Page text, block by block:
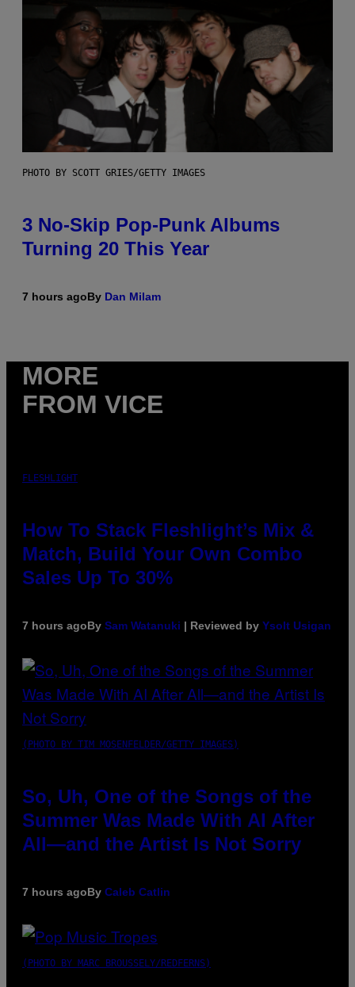
PHOTO BY SCOTT GRIES/GETTY IMAGES
3 No-Skip Pop-Punk Albums
Turning 20 This Year
7 hours agoBy Dan Milam
MORE
FROM VICE
FLESHLIGHT
How To Stack Fleshlight’s Mix &
Match, Build Your Own Combo
Sales Up To 30%
7 hours agoBy Sam Watanuki | Reviewed by Ysolt Usigan
(PHOTO BY TIM MOSENFELDER/GETTY IMAGES)
So, Uh, One of the Songs of the
Summer Was Made With AI After
All—and the Artist Is Not Sorry
7 hours agoBy Caleb Catlin
(PHOTO BY MARC BROUSSELY/REDFERNS)